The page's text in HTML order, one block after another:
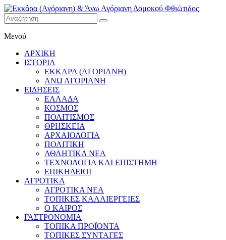
Εκκάρα
(Αγόριανη)
& Άνω
Αγόριανη
Δομοκού
Φθιώτιδος
Μενού
ΑΡΧΙΚΗ
ΙΣΤΟΡΙΑ
ΕΚΚΑΡΑ (ΑΓΟΡΙΑΝΗ)
ΑΝΩ ΑΓΟΡΙΑΝΗ
ΕΙΔΗΣΕΙΣ
ΕΛΛΑΔΑ
ΚΟΣΜΟΣ
ΠΟΛΙΤΙΣΜΟΣ
ΘΡΗΣΚΕΙΑ
ΑΡΧΑΙΟΛΟΓΙΑ
ΠΟΛΙΤΙΚΗ
ΑΘΛΗΤΙΚΑ ΝΕΑ
ΤΕΧΝΟΛΟΓΙΑ ΚΑΙ ΕΠΙΣΤΗΜΗ
ΕΠΙΚΗΔΕΙΟΙ
ΑΓΡΟΤΙΚΑ
ΑΓΡΟΤΙΚΑ ΝΕΑ
ΤΟΠΙΚΕΣ ΚΑΛΛΙΕΡΓΕΙΕΣ
Ο ΚΑΙΡΟΣ
ΓΑΣΤΡΟΝΟΜΙΑ
ΤΟΠΙΚΑ ΠΡΟΪΟΝΤΑ
ΤΟΠΙΚΕΣ ΣΥΝΤΑΓΕΣ